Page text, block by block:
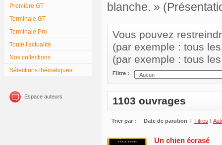
Première GT
Terminale GT
Terminale Pro
Toute l'actualité
Nos collections
Sélections thématiques
Espace auteurs
blanche. »
Vous pouvez
(par exemple : tous
(par exemple : tous
Filtre :
1103 ouvrages
Trier par : Date de parution l Titres l
Un chien écrasé